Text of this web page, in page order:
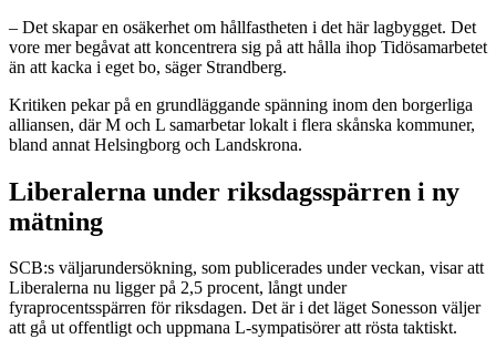
– Det skapar en osäkerhet om hållfastheten i det här lagbygget. Det
vore mer begåvat att koncentrera sig på att hålla ihop Tidösamarbetet
än att kacka i eget bo, säger Strandberg.
Kritiken pekar på en grundläggande spänning inom den borgerliga
alliansen, där M och L samarbetar lokalt i flera skånska kommuner,
bland annat Helsingborg och Landskrona.
Liberalerna under riksdagsspärren i ny
mätning
SCB:s väljarundersökning, som publicerades under veckan, visar att
Liberalerna nu ligger på 2,5 procent, långt under
fyraprocentsspärren för riksdagen. Det är i det läget Sonesson väljer
att gå ut offentligt och uppmana L-sympatisörer att rösta taktiskt.